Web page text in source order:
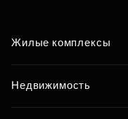
Жилые комплексы
Недвижимость